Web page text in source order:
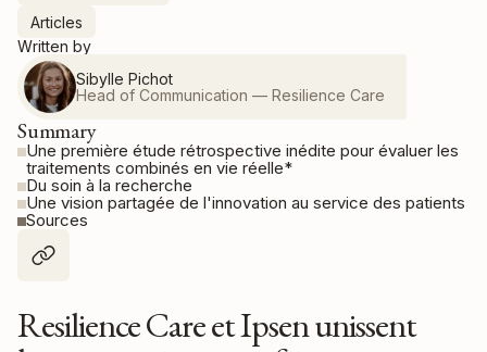
Articles
Written by
Sibylle Pichot
Head of Communication — Resilience Care
Summary
Une première étude rétrospective inédite pour évaluer les
traitements combinés en vie réelle*
Du soin à la recherche
Une vision partagée de l'innovation au service des patients
Sources
Resilience Care et Ipsen unissent